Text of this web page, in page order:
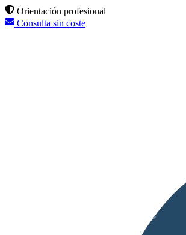
Orientación profesional
Consulta sin coste